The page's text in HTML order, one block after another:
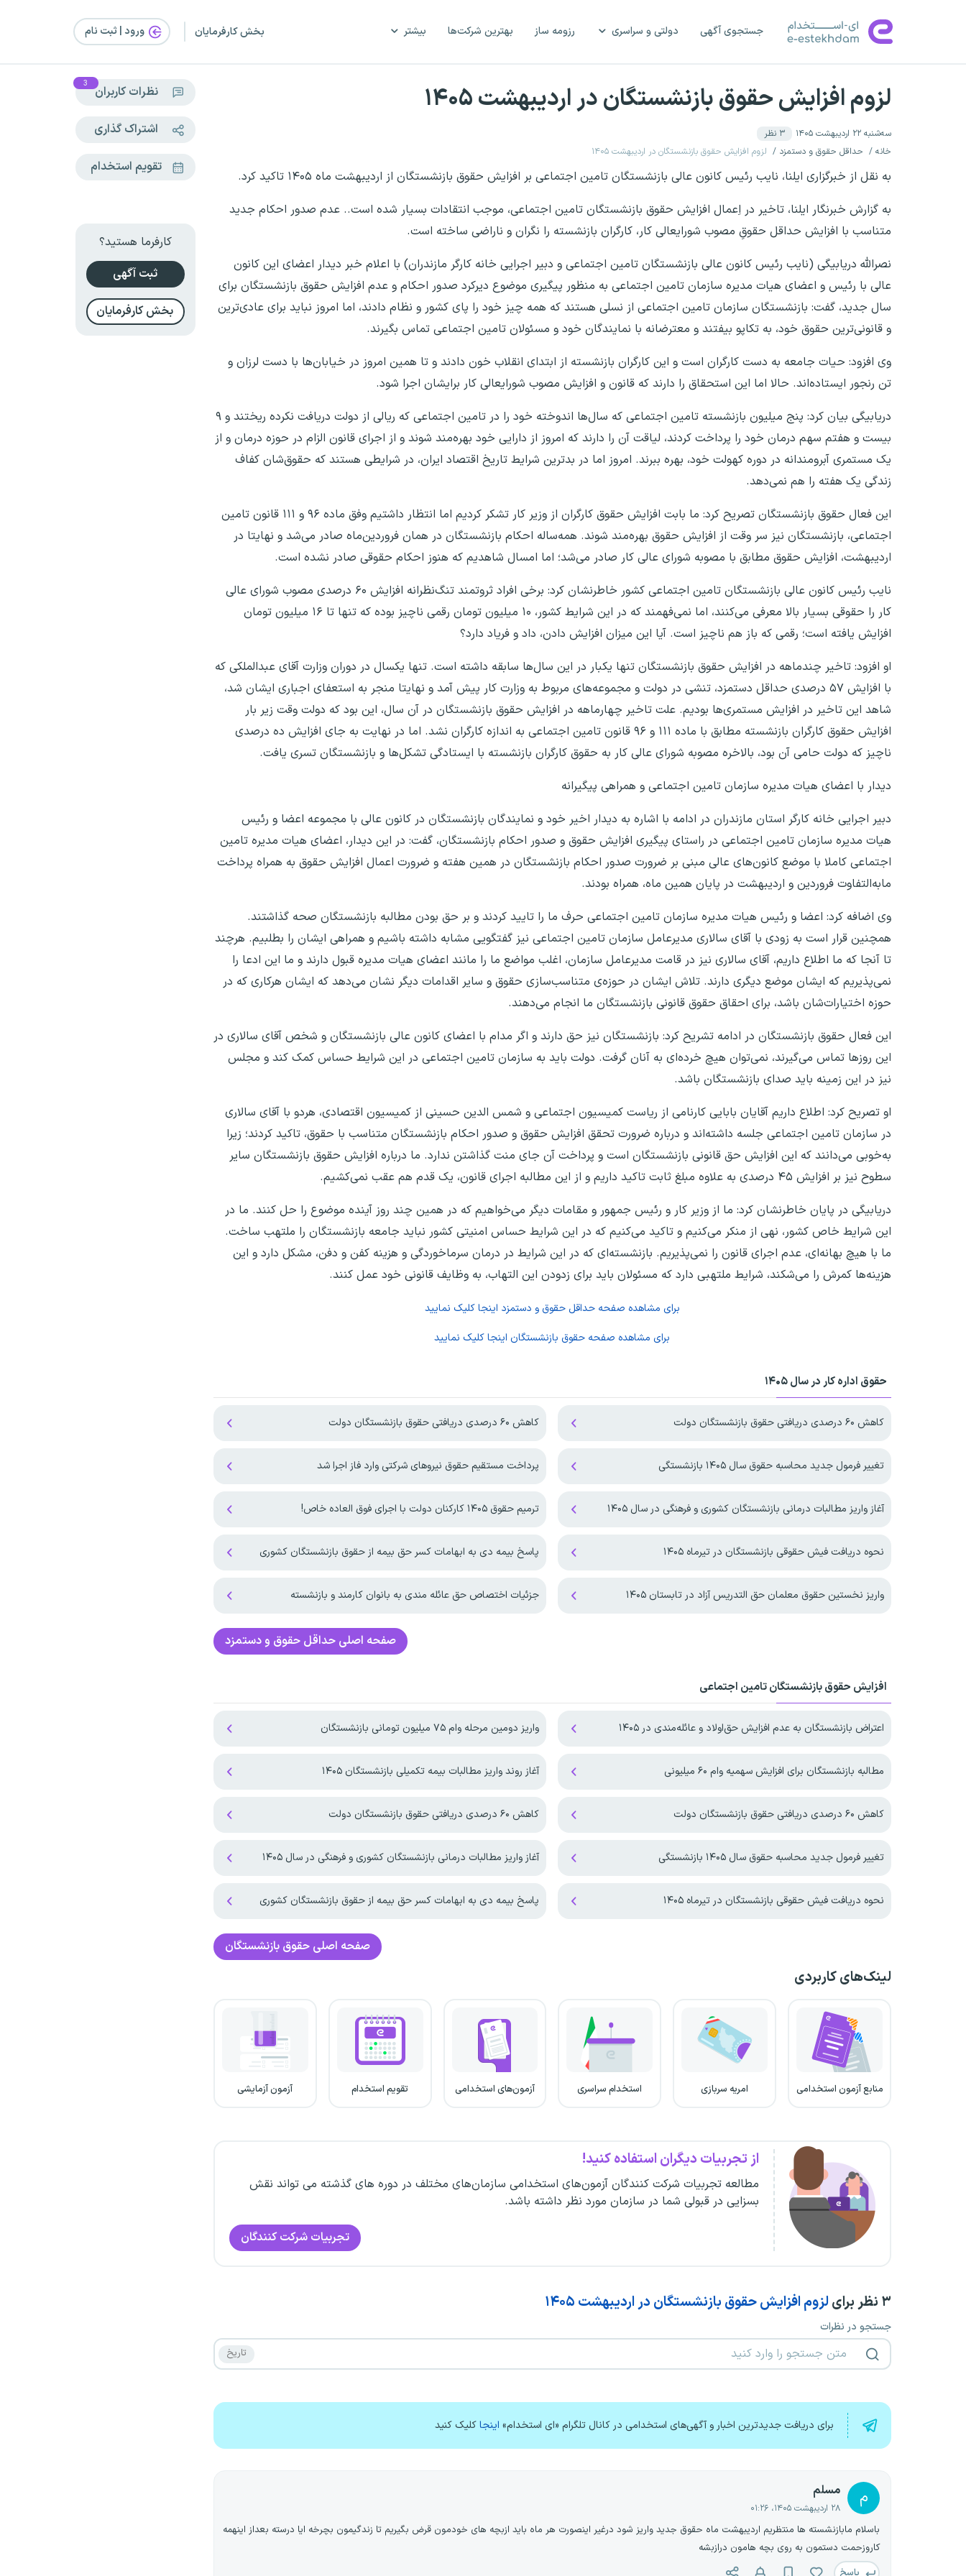
جستجوی آگهی دولتی و سراسری رزومه ساز بهترین شرکت‌ها بیشتر بخش کارفرمایان ورود | ثبت‌ نام
لزوم افزایش حقوق بازنشستگان در اردیبهشت ۱۴۰۵
سه‌شنبه ۲۲ اردیبهشت ۱۴۰۵ ۳ نظر
خانه
حداقل حقوق و دستمزد لزوم افزایش حقوق بازنشستگان در اردیبهشت ۱۴۰۵
به نقل از خبرگزاری ایلنا، نایب رئیس کانون عالی بازنشستگان تامین اجتماعی بر افزایش حقوق بازنشستگان از اردیبهشت ماه ۱۴۰۵ تاکید کرد.
به گزارش خبرنگار ایلنا، تاخیر در اِعمال افزایش حقوق بازنشستگان تامین اجتماعی، موجب انتقادات بسیار شده است.. عدم صدور احکام جدید
متناسب با افزایش حداقل حقوقِ مصوب شورایعالی کار، کارگران بازنشسته را نگران و ناراضی ساخته است.
نصرالله دریابیگی (نایب رئیس کانون عالی بازنشستگان تامین اجتماعی و دبیر اجرایی خانه کارگر مازندران) با اعلام خبر دیدار اعضای این کانون
عالی با رئیس و اعضای هیات مدیره سازمان تامین اجتماعی به منظور پیگیری موضوع دیرکرد صدور احکام و عدم افزایش حقوق بازنشستگان برای
سال جدید، گفت: بازنشستگان سازمان تامین اجتماعی از نسلی هستند که همه چیز خود را پای کشور و نظام دادند، اما امروز نباید برای عادی‌ترین
و قانونی‌ترین حقوق خود، به تکاپو بیفتند و معترضانه با نمایندگان خود و مسئولان تامین اجتماعی تماس بگیرند.
وی افزود: حیات جامعه به دست کارگران است و این کارگران بازنشسته از ابتدای انقلاب خون دادند و تا همین امروز در خیابان‌ها با دست لرزان و
تن رنجور ایستاده‌اند. حالا اما این استحقاق را دارند که قانون و افزایش مصوب شورایعالی کار برایشان اجرا شود.
دریابیگی بیان کرد: پنج میلیون بازنشسته تامین اجتماعی که سال‌ها اندوخته خود را در تامین اجتماعی که ریالی از دولت دریافت نکرده ریختند و ۹
بیست و هفتم سهم درمان خود را پرداخت کردند، لیاقت آن را دارند که امروز از دارایی خود بهره‌مند شوند و از اجرای قانون الزام در حوزه درمان و از
یک مستمری آبرومندانه در دوره کهولت خود، بهره ببرند. امروز اما در بدترین شرایط تاریخ اقتصاد ایران، در شرایطی هستند که حقوق‌شان کفاف
زندگی یک هفته را هم نمی‌دهد.
این فعال حقوق بازنشستگان تصریح کرد: ما بابت افزایش حقوق کارگران از وزیر کار تشکر کردیم اما انتظار داشتیم وفق ماده ۹۶ و ۱۱۱ قانون تامین
اجتماعی، بازنشستگان نیز سر وقت از افزایش حقوق بهره‌مند شوند. همه‌ساله احکام بازنشستگان در همان فروردین‌ماه صادر می‌شد و نهایتا در
اردیبهشت، افزایش حقوق مطابق با مصوبه شورای عالی کار صادر می‌شد؛ اما امسال شاهدیم که هنوز احکام حقوقی صادر نشده است.
نایب رئیس کانون عالی بازنشستگان تامین اجتماعی کشور خاطرنشان کرد: برخی افراد ثروتمند تنگ‌نظرانه افزایش ۶۰ درصدی مصوب شورای عالی
کار را حقوقی بسیار بالا معرفی می‌کنند، اما نمی‌فهمند که در این شرایط کشور، ۱۰ میلیون تومان رقمی ناچیز بوده که تنها تا ۱۶ میلیون تومان
افزایش یافته است؛ رقمی که باز هم ناچیز است. آیا این میزان افزایش دادن، داد و فریاد دارد؟
او افزود: تاخیر چندماهه در افزایش حقوق بازنشستگان تنها یکبار در این سال‌ها سابقه داشته است. تنها یکسال در دوران وزارت آقای عبدالملکی که
با افزایش ۵۷ درصدی حداقل دستمزد، تنشی در دولت و مجموعه‌های مربوط به وزارت کار پیش آمد و نهایتا منجر به استعفای اجباری ایشان شد،
شاهد این تاخیر در افزایش مستمری‌ها بودیم. علت تاخیر چهارماهه در افزایش حقوق بازنشستگان در آن سال، این بود که دولت وقت زیر بار
افزایش حقوق کارگران بازنشسته مطابق با ماده ۱۱۱ و ۹۶ قانون تامین اجتماعی به اندازه کارگران نشد. اما در نهایت به جای افزایش ده درصدی
ناچیز که دولت حامی آن بود، بالاخره مصوبه شورای عالی کار به حقوق کارگران بازنشسته با ایستادگی تشکل‌ها و بازنشستگان تسری یافت.
دیدار با اعضای هیات مدیره سازمان تامین اجتماعی و همراهی پیگیرانه
دبیر اجرایی خانه کارگر استان مازندران در ادامه با اشاره به دیدار اخیر خود و نمایندگان بازنشستگان در کانون عالی با مجموعه اعضا و رئیس
هیات مدیره سازمان تامین اجتماعی در راستای پیگیری افزایش حقوق و صدور احکام بازنشستگان، گفت: در این دیدار، اعضای هیات مدیره تامین
اجتماعی کاملا با موضع کانون‌های عالی مبنی بر ضرورت صدور احکام بازنشستگان در همین هفته و ضرورت اعمال افزایش حقوق به همراه پرداخت
مابه‌التفاوت فروردین و اردیبهشت در پایان همین ماه، همراه بودند.
وی اضافه کرد: اعضا و رئیس هیات مدیره سازمان تامین اجتماعی حرف ما را تایید کردند و بر حق بودن مطالبه بازنشستگان صحه گذاشتند.
همچنین قرار است به زودی با آقای سالاری مدیرعامل سازمان تامین اجتماعی نیز گفتگویی مشابه داشته باشیم و همراهی ایشان را بطلبیم. هرچند
تا آنجا که ما اطلاع داریم، آقای سالاری نیز در قامت مدیرعامل سازمان، اغلب مواضع ما را مانند اعضای هیات مدیره قبول دارند و ما این ادعا را
نمی‌پذیریم که ایشان موضع دیگری دارند. تلاش ایشان در حوزه‌ی متناسب‌سازی حقوق و سایر اقدامات دیگر نشان می‌دهد که ایشان هرکاری که در
حوزه اختیارات‌شان باشد، برای احقاق حقوق قانونی بازنشستگان ما انجام می‌دهند.
این فعال حقوق بازنشستگان در ادامه تشریح کرد: بازنشستگان نیز حق دارند و اگر مدام با اعضای کانون عالی بازنشستگان و شخص آقای سالاری در
این روزها تماس می‌گیرند، نمی‌توان هیچ خرده‌ای به آنان گرفت. دولت باید به سازمان تامین اجتماعی در این شرایط حساس کمک کند و مجلس
نیز در این زمینه باید صدای بازنشستگان باشد.
او تصریح کرد: اطلاع داریم آقایان بابایی کارنامی از ریاست کمیسیون اجتماعی و شمس الدین حسینی از کمیسیون اقتصادی، هردو با آقای سالاری
در سازمان تامین اجتماعی جلسه داشته‌اند و درباره ضرورت تحقق افزایش حقوق و صدور احکام بازنشستگان متناسب با حقوق، تاکید کردند؛ زیرا
به‌خوبی می‌دانند که این افزایش حق قانونی بازنشستگان است و پرداخت آن جای منت گذاشتن ندارد. ما درباره افزایش حقوق بازنشستگان سایر
سطوح نیز بر افزایش ۴۵ درصدی به علاوه مبلغ ثابت تاکید داریم و از این مطالبه اجرای قانون، یک قدم هم عقب نمی‌کشیم.
دریابیگی در پایان خاطرنشان کرد: ما از وزیر کار و رئیس جمهور و مقامات دیگر می‌خواهیم که در همین چند روز آینده موضوع را حل کنند. ما در
این شرایط خاص کشور، نهی از منکر می‌کنیم و تاکید می‌کنیم که در این شرایط حساس امنیتی کشور نباید جامعه بازنشستگان را ملتهب ساخت.
ما با هیچ بهانه‌ای، عدم اجرای قانون را نمی‌پذیریم. بازنشسته‌ای که در این شرایط در درمان سرماخوردگی و هزینه کفن و دفن، مشکل دارد و این
هزینه‌ها کمرش را می‌شکند، شرایط ملتهبی دارد که مسئولان باید برای زدودن این التهاب، به وظایف قانونی خود عمل کنند.
برای مشاهده صفحه حداقل حقوق و دستمزد اینجا کلیک نمایید
برای مشاهده صفحه حقوق بازنشستگان اینجا کلیک نمایید
حقوق اداره کار در سال ۱۴۰۵
کاهش ۶۰ درصدی دریافتی حقوق بازنشستگان دولت کاهش ۶۰ درصدی دریافتی حقوق بازنشستگان دولت
تغییر فرمول جدید محاسبه حقوق سال ۱۴۰۵ بازنشستگی پرداخت مستقیم حقوق نیروهای شرکتی وارد فاز اجرا شد
آغاز واریز مطالبات درمانی بازنشستگان کشوری و فرهنگی در سال ۱۴۰۵ ترمیم حقوق ۱۴۰۵ کارکنان دولت با اجرای فوق العاده خاص!
نحوه دریافت فیش حقوقی بازنشستگان در تیرماه ۱۴۰۵ پاسخ بیمه دی به ابهامات کسر حق بیمه از حقوق بازنشستگان کشوری
واریز نخستین حقوق معلمان حق التدریس آزاد در تابستان ۱۴۰۵ جزئیات اختصاص حق عائله مندی به بانوان کارمند و بازنشسته
صفحه اصلیحداقل حقوق و دستمزد
افزایش حقوق بازنشستگان تامین اجتماعی
اعتراض بازنشستگان به عدم افزایش حق‌اولاد و عائله‌مندی در ۱۴۰۵ واریز دومین مرحله وام ۷۵ میلیون تومانی بازنشستگان
مطالبه بازنشستگان برای افزایش سهمیه‌ وام ۶۰ میلیونی آغاز روند واریز مطالبات بیمه تکمیلی بازنشستگان ۱۴۰۵
کاهش ۶۰ درصدی دریافتی حقوق بازنشستگان دولت کاهش ۶۰ درصدی دریافتی حقوق بازنشستگان دولت
تغییر فرمول جدید محاسبه حقوق سال ۱۴۰۵ بازنشستگی آغاز واریز مطالبات درمانی بازنشستگان کشوری و فرهنگی در سال ۱۴۰۵
نحوه دریافت فیش حقوقی بازنشستگان در تیرماه ۱۴۰۵ پاسخ بیمه دی به ابهامات کسر حق بیمه از حقوق بازنشستگان کشوری
صفحه اصلیحقوق بازنشستگان
لینک‌های کاربردی
منابع آزمون استخدامی امریه سربازی استخدام سراسری آزمون‌های استخدامی تقویم استخدام آزمون آزمایشی
از تجربیات دیگران استفاده کنید!
مطالعه تجربیات شرکت کنندگان آزمون‌های استخدامی سازمان‌های مختلف در دوره های گذشته می تواند نقش
بسزایی در قبولی شما در سازمان مورد نظر داشته باشد.
تجربیات شرکت کنندگان
۳ نظر برای لزوم افزایش حقوق بازنشستگان در اردیبهشت ۱۴۰۵
جستجو در نظرات
برای دریافت جدیدترین اخبار و آگهی‌های استخدامی در کانال تلگرام «ای استخدام» اینجاکلیک کنید
م مسلم
۲۸ اردیبهشت ۱۴۰۵، ۰۱:۲۶
باسلام مابازنشسته ها منتظریم اردیبهشت ماه حقوق جدید واریز شود درغیر اینصورت هر ماه باید ازبچه های خودمون قرض بگیریم تا زندگیمون بچرخه ایا درسته بعداز اینهمه
کاروزحمت دستمون به روی بچه هامون درازبشه
پاسخ
نظرات کاربران 3
اشتراک گذاری
تقویم استخدام
کارفرما هستید؟
ثبت آگهی
بخش کارفرمایان